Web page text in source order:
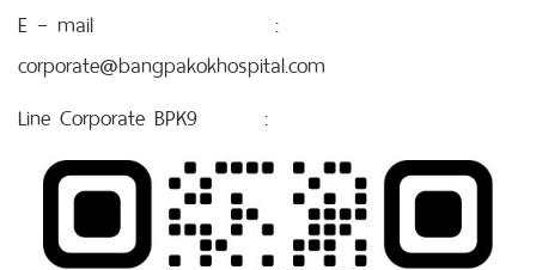
E – mail :
corporate@bangpakokhospital.com
Line Corporate BPK9 :